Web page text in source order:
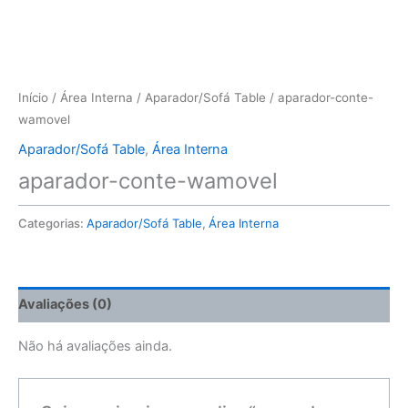
Início / Área Interna / Aparador/Sofá Table / aparador-conte-
wamovel
Aparador/Sofá Table, Área Interna
aparador-conte-wamovel
Categorias: Aparador/Sofá Table, Área Interna
Avaliações (0)
Não há avaliações ainda.